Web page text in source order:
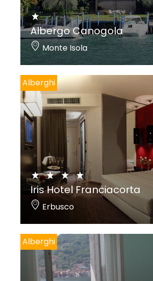
Albergo Canogola
Monte Isola
Alberghi
Iris Hotel Franciacorta
Erbusco
Alberghi